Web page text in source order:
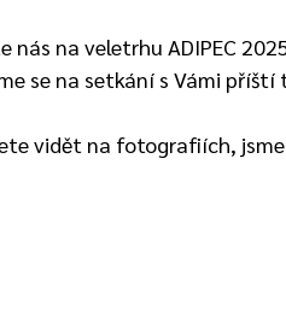
nás na veletrhu ADIPEC
se na setkání s Vámi
vidět na fotografiích,